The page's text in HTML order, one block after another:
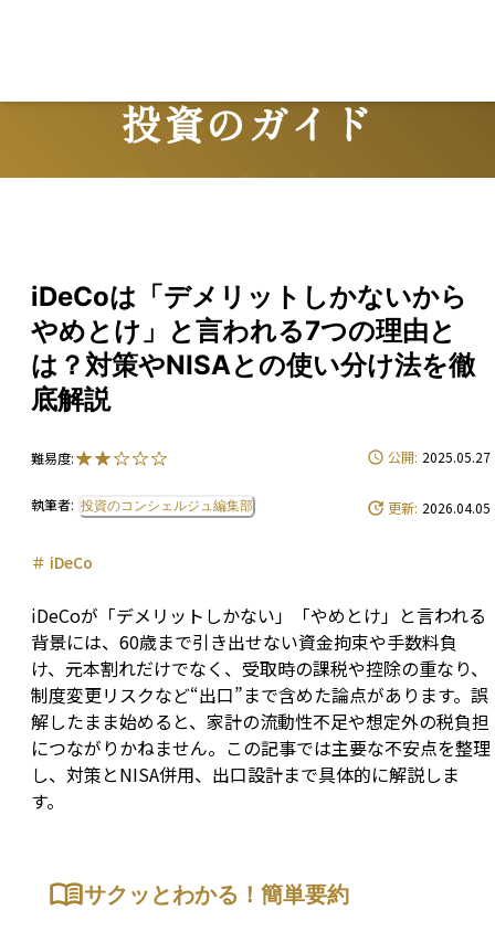
投資のガイド
Guide
iDeCoは「デメリットしかないから
やめとけ」と言われる7つの理由と
は？対策やNISAとの使い分け法を徹
底解説
難易度:
執筆者: 投資のコンシェルジュ編集部
公開: 2025.05.27
更新: 2026.04.05
＃ iDeCo
iDeCoが「デメリットしかない」「やめとけ」と言われる
背景には、60歳まで引き出せない資金拘束や手数料負
け、元本割れだけでなく、受取時の課税や控除の重なり、
制度変更リスクなど“出口”まで含めた論点があります。誤
解したまま始めると、家計の流動性不足や想定外の税負担
につながりかねません。この記事では主要な不安点を整理
し、対策とNISA併用、出口設計まで具体的に解説しま
す。
サクッとわかる！簡単要約